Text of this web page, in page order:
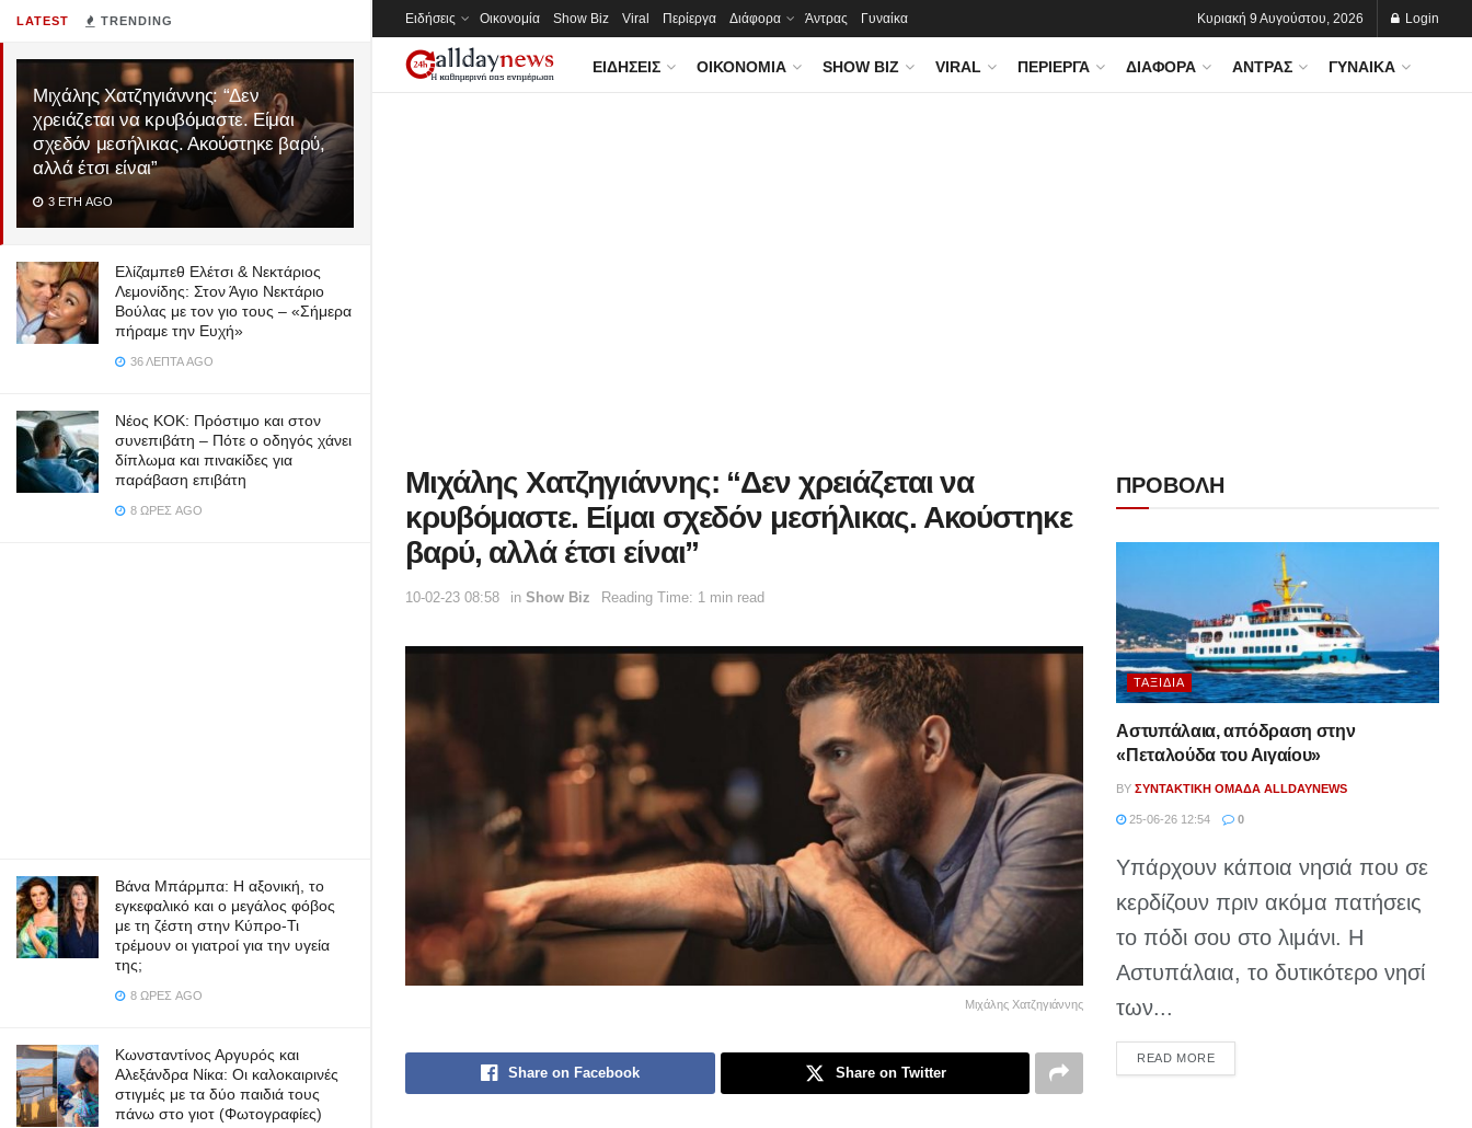
LATEST TRENDING
Μιχάλης Χατζηγιάννης: “Δεν
χρειάζεται να κρυβόμαστε. Είμαι
σχεδόν μεσήλικας. Ακούστηκε βαρύ,
αλλά έτσι είναι”
3 ΈΤΗ AGO
Ελίζαμπεθ Ελέτσι & Νεκτάριος
Λεμονίδης: Στον Άγιο Νεκτάριο
Βούλας με τον γιο τους – «Σήμερα
πήραμε την Ευχή»
36 ΛΕΠΤΆ AGO
Νέος ΚΟΚ: Πρόστιμο και στον
συνεπιβάτη – Πότε ο οδηγός χάνει
δίπλωμα και πινακίδες για
παράβαση επιβάτη
8 ΏΡΕΣ AGO
Βάνα Μπάρμπα: Η αξονική, το
εγκεφαλικό και ο μεγάλος φόβος
με τη ζέστη στην Κύπρο-Τι
τρέμουν οι γιατροί για την υγεία
της;
8 ΏΡΕΣ AGO
Κωνσταντίνος Αργυρός και
Αλεξάνδρα Νίκα: Οι καλοκαιρινές
στιγμές με τα δύο παιδιά τους
πάνω στο γιοτ (Φωτογραφίες)
Ειδήσεις Οικονομία Show Biz Viral Περίεργα Διάφορα Άντρας Γυναίκα Κυριακή 9 Αυγούστου, 2026 Login
ΕΙΔΉΣΕΙΣ ΟΙΚΟΝΟΜΊΑ SHOW BIZ VIRAL ΠΕΡΊΕΡΓΑ ΔΙΆΦΟΡΑ ΆΝΤΡΑΣ ΓΥΝΑΊΚΑ
Μιχάλης Χατζηγιάννης: “Δεν χρειάζεται να
κρυβόμαστε. Είμαι σχεδόν μεσήλικας. Ακούστηκε
βαρύ, αλλά έτσι είναι”
10-02-23 08:58 in Show Biz Reading Time: 1 min read
Μιχάλης Χατζηγιάννης
Share on Facebook Share on Twitter
ΠΡΟΒΟΛΗ
ΤΑΞΊΔΙΑ
Αστυπάλαια, απόδραση στην
«Πεταλούδα του Αιγαίου»
BY ΣΥΝΤΑΚΤΙΚΉ ΟΜΆΔΑ ALLDAYNEWS
25-06-26 12:54 0
Υπάρχουν κάποια νησιά που σε
κερδίζουν πριν ακόμα πατήσεις
το πόδι σου στο λιμάνι. Η
Αστυπάλαια, το δυτικότερο νησί
των...
READ MOREDETAILS